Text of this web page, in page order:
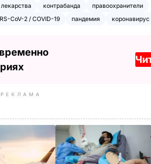
лекарства контрабанда
правоохранители
CoV-2 / COVID-19 пандемия коронавирус
РЕКЛАМА